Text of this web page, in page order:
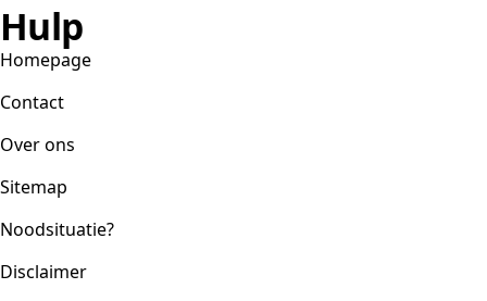
Hulp
Homepage
Contact
Over ons
Sitemap
Noodsituatie?
Disclaimer